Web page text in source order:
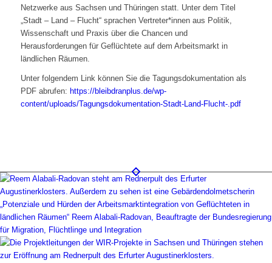
Netzwerke aus Sachsen und Thüringen statt. Unter dem Titel
„Stadt – Land – Flucht“ sprachen Vertreter*innen aus Politik,
Wissenschaft und Praxis über die Chancen und
Herausforderungen für Geflüchtete auf dem Arbeitsmarkt in
ländlichen Räumen.
Unter folgendem Link können Sie die Tagungsdokumentation als
PDF abrufen: https://bleibdranplus.de/wp-
content/uploads/Tagungsdokumentation-Stadt-Land-Flucht-.pdf
„Potenziale und Hürden der Arbeitsmarktintegration von Geflüchteten in
ländlichen Räumen“ Reem Alabali-Radovan, Beauftragte der Bundesregierung
für Migration, Flüchtlinge und Integration